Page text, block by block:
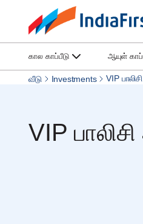
கால காப்பீடு ஆயுள்
வீடு Investments VIP
VIP